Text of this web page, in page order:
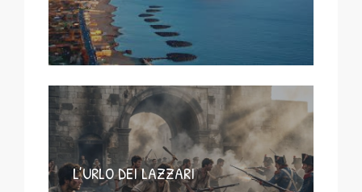
L’URLO DEI LAZZARI